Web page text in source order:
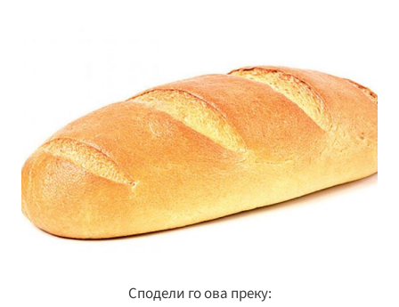
Сподели го ова преку: